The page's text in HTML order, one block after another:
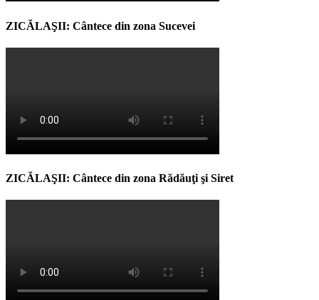
ZICĂLAŞII: Cântece din zona Sucevei
ZICĂLAŞII: Cântece din zona Rădăuţi şi Siret